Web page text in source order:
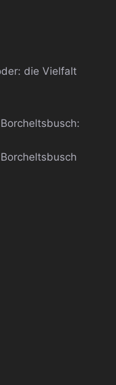
die Vielfalt